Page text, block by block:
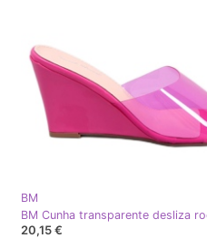
BM
20,15 €